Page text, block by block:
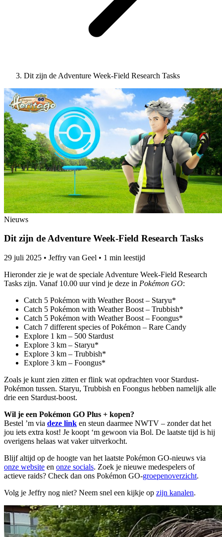
Dit zijn de Adventure Week-Field Research Tasks
Nieuws
Dit zijn de Adventure Week-Field Research Tasks
29 juli 2025 • Jeffry van Geel • 1 min leestijd
Hieronder zie je wat de speciale Adventure Week-Field Research
Tasks zijn. Vanaf 10.00 uur vind je deze in Pokémon GO:
Catch 5 Pokémon with Weather Boost – Staryu*
Catch 5 Pokémon with Weather Boost – Trubbish*
Catch 5 Pokémon with Weather Boost – Foongus*
Catch 7 different species of Pokémon – Rare Candy
Explore 1 km – 500 Stardust
Explore 3 km – Staryu*
Explore 3 km – Trubbish*
Explore 3 km – Foongus*
Zoals je kunt zien zitten er flink wat opdrachten voor Stardust-
Pokémon tussen. Staryu, Trubbish en Foongus hebben namelijk alle
drie een Stardust-boost.
Wil je een Pokémon GO Plus + kopen?
Bestel ’m via deze link en steun daarmee NWTV – zonder dat het
jou iets extra kost! Je koopt ‘m gewoon via Bol. De laatste tijd is hij
overigens helaas wat vaker uitverkocht.
Blijf altijd op de hoogte van het laatste Pokémon GO-nieuws via
onze website en onze socials. Zoek je nieuwe medespelers of
actieve raids? Check dan ons Pokémon GO-groepenoverzicht.
Volg je Jeffry nog niet? Neem snel een kijkje op zijn kanalen.